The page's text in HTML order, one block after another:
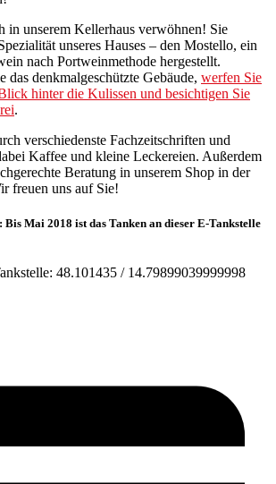
in unserem Kellerhaus verwöhnen! Sie
unseres Hauses – den Mostello, ein
nach Portweinmethode hergestellt.
das denkmalgeschützte Gebäude, werfen Sie
hinter die Kulissen und besichtigen Sie
.
verschiedenste Fachzeitschriften und
Kaffee und kleine Leckereien. Außerdem
Beratung in unserem Shop in der
freuen uns auf Sie!
Bis Mai 2018 ist das Tanken an dieser E-Tankstelle
48.101435 / 14.79899039999998